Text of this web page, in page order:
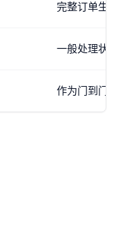
完整订单生命
一般处理状态
作为门到门或